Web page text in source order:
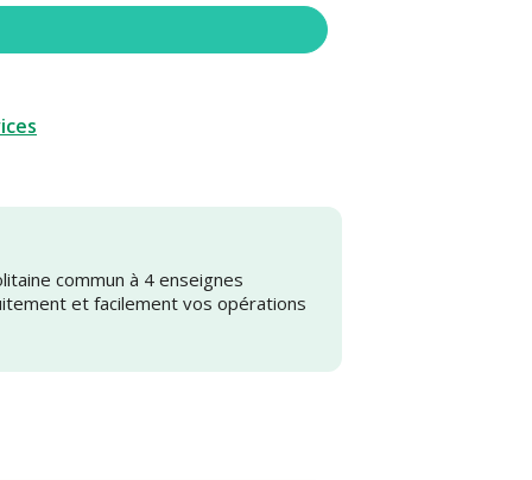
commun à 4 enseignes
et facilement vos opérations